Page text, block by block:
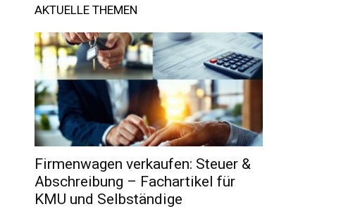
AKTUELLE THEMEN
Firmenwagen verkaufen: Steuer &
Abschreibung – Fachartikel für
KMU und Selbständige